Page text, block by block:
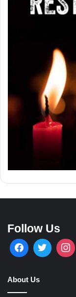
Follow Us
About Us